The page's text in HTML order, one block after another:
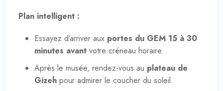
Plan intelligent :
Essayez d’arriver aux portes du GEM 15 à 30
minutes avant votre créneau horaire.
Après le musée, rendez-vous au plateau de
Gizeh pour admirer le coucher du soleil.